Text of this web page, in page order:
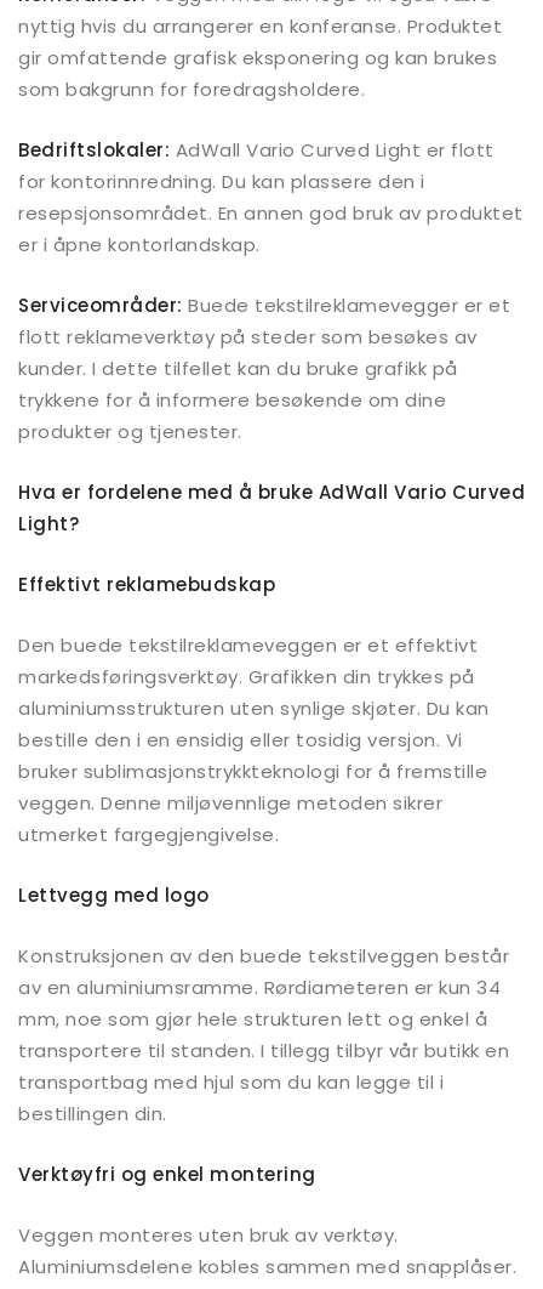
nyttig hvis du arrangerer en konferanse. Produktet
gir omfattende grafisk eksponering og kan brukes
som bakgrunn for foredragsholdere.
Bedriftslokaler: AdWall Vario Curved Light er flott
for kontorinnredning. Du kan plassere den i
resepsjonsområdet. En annen god bruk av produktet
er i åpne kontorlandskap.
Serviceområder: Buede tekstilreklamevegger er et
flott reklameverktøy på steder som besøkes av
kunder. I dette tilfellet kan du bruke grafikk på
trykkene for å informere besøkende om dine
produkter og tjenester.
Hva er fordelene med å bruke AdWall Vario Curved
Light?
Effektivt reklamebudskap
Den buede tekstilreklameveggen er et effektivt
markedsføringsverktøy. Grafikken din trykkes på
aluminiumsstrukturen uten synlige skjøter. Du kan
bestille den i en ensidig eller tosidig versjon. Vi
bruker sublimasjonstrykkteknologi for å fremstille
veggen. Denne miljøvennlige metoden sikrer
utmerket fargegjengivelse.
Lettvegg med logo
Konstruksjonen av den buede tekstilveggen består
av en aluminiumsramme. Rørdiameteren er kun 34
mm, noe som gjør hele strukturen lett og enkel å
transportere til standen. I tillegg tilbyr vår butikk en
transportbag med hjul som du kan legge til i
bestillingen din.
Verktøyfri og enkel montering
Veggen monteres uten bruk av verktøy.
Aluminiumsdelene kobles sammen med snapplåser.